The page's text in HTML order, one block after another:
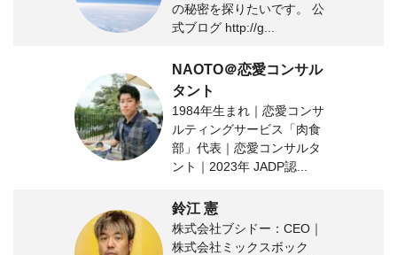
の秘密を探りたいです。 公
式ブログ http://g...
NAOTO＠恋愛コンサル
タント
1984年生まれ｜恋愛コンサ
ルティングサービス「肉食
部」代表｜恋愛コンサルタ
ント｜2023年 JADP認...
鈴江 憲
株式会社ブシドー：CEO｜
株式会社ミックスボック